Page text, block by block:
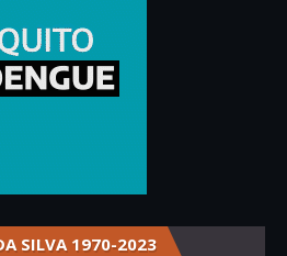
SILVA 1970-2023